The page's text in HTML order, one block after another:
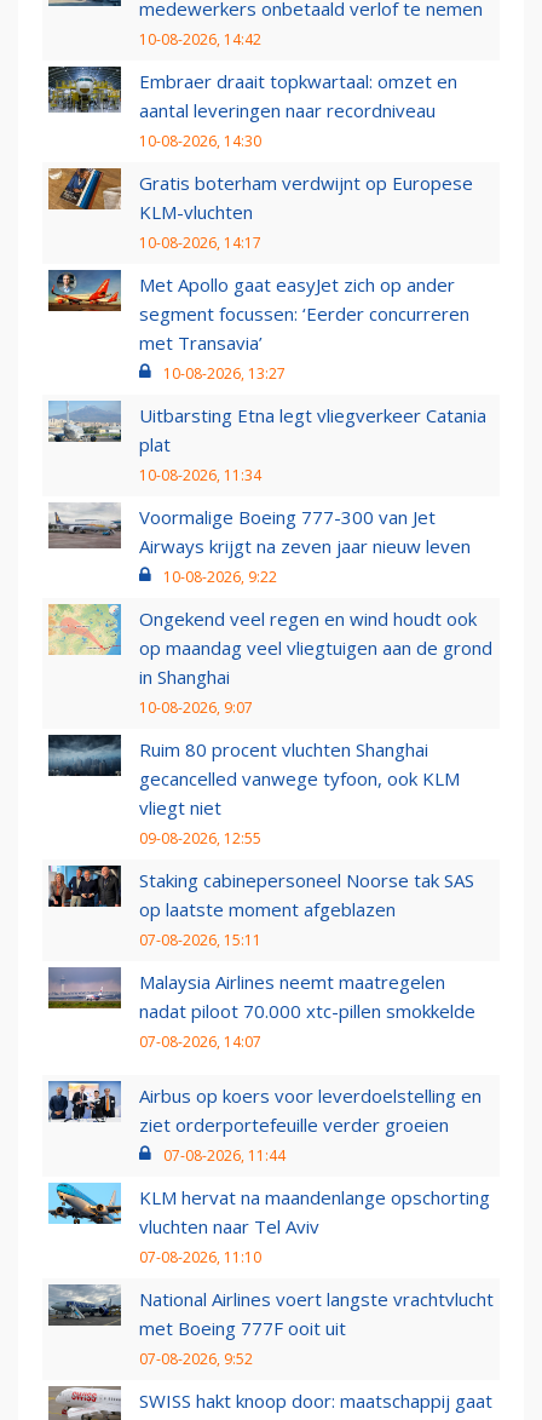
medewerkers onbetaald verlof te nemen
10-08-2026, 14:42
Embraer draait topkwartaal: omzet en
aantal leveringen naar recordniveau
10-08-2026, 14:30
Gratis boterham verdwijnt op Europese
KLM-vluchten
10-08-2026, 14:17
Met Apollo gaat easyJet zich op ander
segment focussen: ‘Eerder concurreren
met Transavia’
10-08-2026, 13:27
Uitbarsting Etna legt vliegverkeer Catania
plat
10-08-2026, 11:34
Voormalige Boeing 777-300 van Jet
Airways krijgt na zeven jaar nieuw leven
10-08-2026, 9:22
Ongekend veel regen en wind houdt ook
op maandag veel vliegtuigen aan de grond
in Shanghai
10-08-2026, 9:07
Ruim 80 procent vluchten Shanghai
gecancelled vanwege tyfoon, ook KLM
vliegt niet
09-08-2026, 12:55
Staking cabinepersoneel Noorse tak SAS
op laatste moment afgeblazen
07-08-2026, 15:11
Malaysia Airlines neemt maatregelen
nadat piloot 70.000 xtc-pillen smokkelde
07-08-2026, 14:07
Airbus op koers voor leverdoelstelling en
ziet orderportefeuille verder groeien
07-08-2026, 11:44
KLM hervat na maandenlange opschorting
vluchten naar Tel Aviv
07-08-2026, 11:10
National Airlines voert langste vrachtvlucht
met Boeing 777F ooit uit
07-08-2026, 9:52
SWISS hakt knoop door: maatschappij gaat